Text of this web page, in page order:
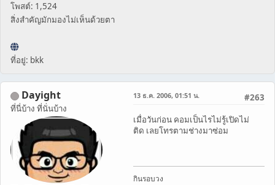
โพสต์: 1,524
สิ่งสำคัญมักมองไม่เห็นด้วยตา
ที่อยู่: bkk
Dayight
ที่นี่บ้าง ที่นั่นบ้าง
#263
13 ธ.ค. 2006, 01:51 น.
เมื่อวันก่อน คอมเป็นไรไม่รู้เปิดไม่
ติด เลยโทรตามช่างมาซ่อม
กินรอบวง